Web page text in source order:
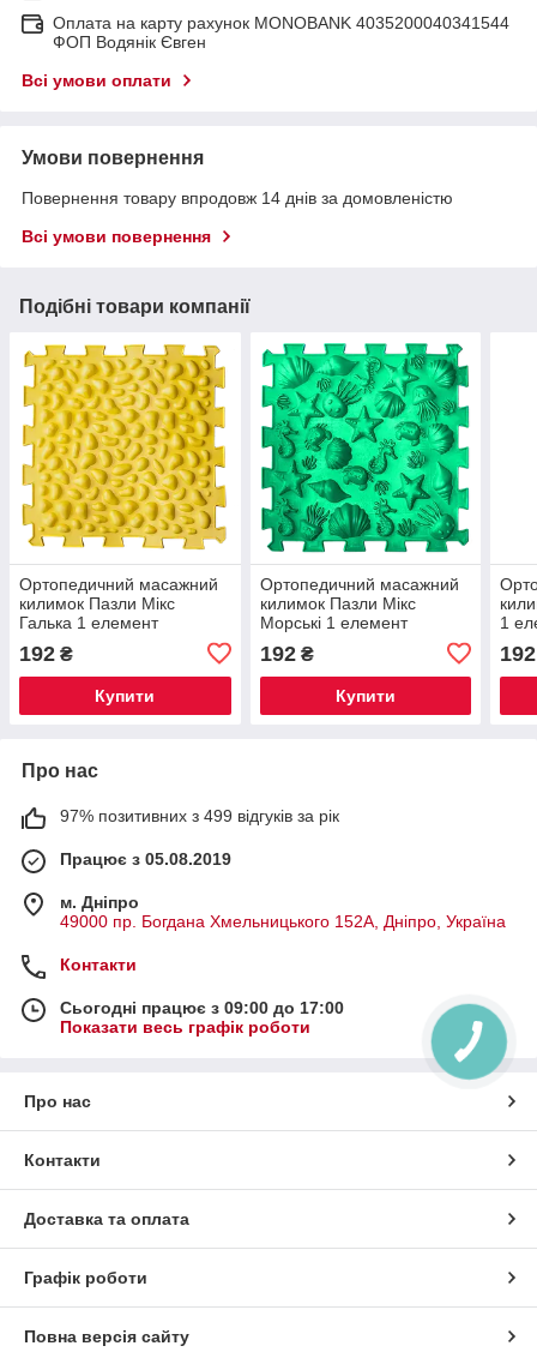
Оплата на карту рахунок MONOBANK 4035200040341544
ФОП Водянік Євген
Всі умови оплати
Умови повернення
Повернення товару впродовж 14 днів за домовленістю
Всі умови повернення
Подібні товари компанії
Ортопедичний масажний
килимок Пазли Мікс
Галька 1 елемент
192 ₴
Купити
Ортопедичний масажний
килимок Пазли Мікс
Морські 1 елемент
192₴
Купити
1
192
Про нас
97% позитивних з 499 відгуків за рік
Працює з 05.08.2019
м. Дніпро
49000 пр. Богдана Хмельницького 152А, Дніпро, Україна
Контакти
Сьогодні працює з 09:00 до 17:00
Показати весь графік роботи
Про нас
Контакти
Доставка та оплата
Графік роботи
Повна версія сайту